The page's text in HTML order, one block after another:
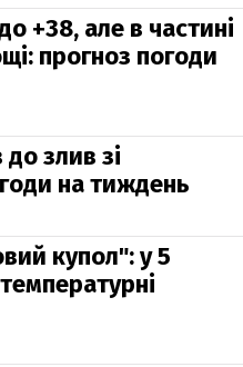
+38, але в частині
прогноз погоди
до злив зі
на тиждень
купол": у 5